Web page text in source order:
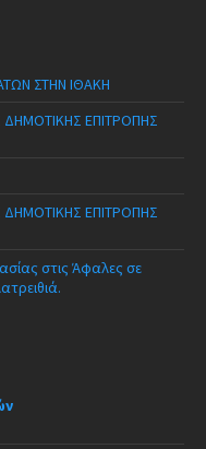
ΣΤΗΝ ΙΘΑΚΗ
ΕΠΙΤΡΟΠΗΣ
ΕΠΙΤΡΟΠΗΣ
στις Άφαλες σε